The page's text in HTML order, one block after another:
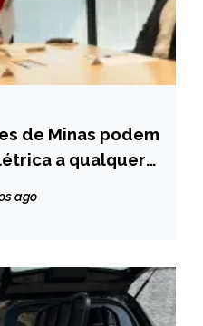
de Minas podem
a qualquer
ago